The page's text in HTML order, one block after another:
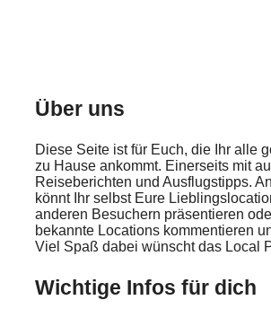
Über uns
Diese Seite ist für Euch, die Ihr alle
zu Hause ankommt. Einerseits mit
Reiseberichten und Ausflugstipps.
könnt Ihr selbst Eure
anderen Besuchern präsentieren
bekannte Locations kommentieren
Viel Spaß dabei wünscht das Local
Wichtige Infos für dich